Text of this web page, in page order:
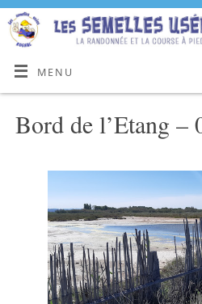
MENU
Bord de l’Etang –